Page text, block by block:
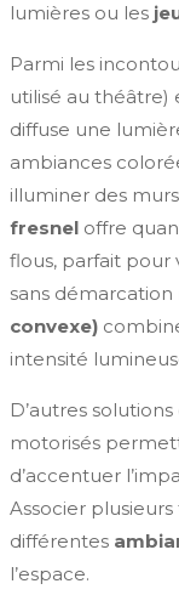
lumières ou les
Parmi les
utilisé au théâtre)
diffuse une
ambiances
illuminer des
fresnel offre
flous, parfait pour
sans démarcation
convexe)
intensité
D’autres
motorisés
d’accentuer
Associer
différentes
l’espace.